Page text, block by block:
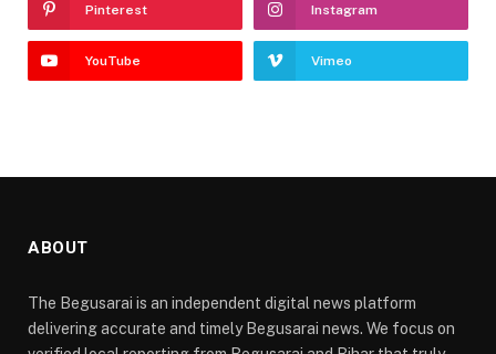
Pinterest Instagram
YouTube Vimeo
ABOUT
The Begusarai is an independent digital news platform
delivering accurate and timely Begusarai news. We focus on